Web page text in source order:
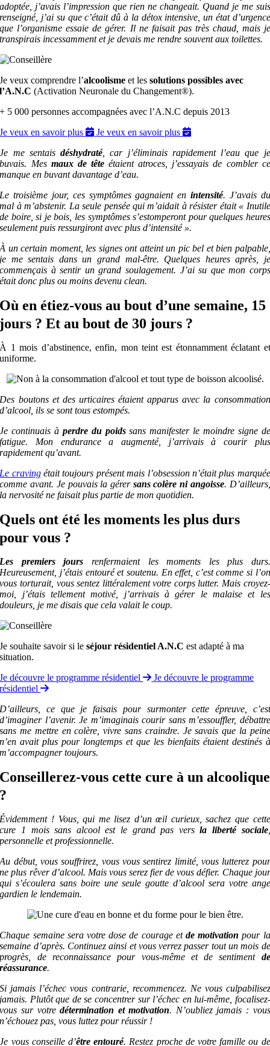
adoptée, j’avais l’impression que rien ne changeait. Quand je me suis
renseigné, j’ai su que c’était dû à la détox intensive, un état d’urgence
que l’organisme essaie de gérer. Il ne faisait pas très chaud, mais je
transpirais incessamment et je devais me rendre souvent aux toilettes.
Je veux comprendre l’alcoolisme et lessolutions possibles avec
l’A.N.C (Activation Neuronale du Changement®).
+ 5 000 personnes accompagnées avec l’A.N.C depuis 2013
Je veux en savoir plus
Je veux en savoir plus
Je me sentais déshydraté,car j’éliminais rapidement l’eau que je
buvais. Mes maux de tête étaient atroces, j’essayais de combler ce
manque en buvant davantage d’eau.
Le troisième jour, ces symptômes gagnaient en intensité. J’avais du
mal à m’abstenir. La seule pensée qui m’aidait à résister était « Inutile
de boire, si je bois, les symptômes s’estomperont pour quelques heures
seulement puis ressurgiront avec plus d’intensité ».
À un certain moment, les signes ont atteint un pic bel et bien palpable,
je me sentais dans un grand mal-être. Quelques heures après, je
commençais à sentir un grand soulagement. J’ai su que mon corps
était donc plus ou moins devenu clean.
Où en étiez-vous au bout d’une semaine, 15
jours ? Et au bout de 30 jours ?
À 1 mois d’abstinence, enfin, mon teint est étonnamment éclatant et
uniforme.
Des boutons et des urticaires étaient apparus avec la consommation
d’alcool, ils se sont tous estompés.
Je continuais à perdre du poidssans manifester le moindre signe de
fatigue. Mon endurance a augmenté, j’arrivais à courir plus
rapidement qu’avant.
Le cravingétait toujours présent mais l’obsession n’était plus marquée
comme avant. Je pouvais la gérer sans colère ni angoisse. D’ailleurs,
la nervosité ne faisait plus partie de mon quotidien.
Quels ont été les moments les plus durs
pour vous ?
Les premiers jours renfermaient les moments les plus durs.
Heureusement, j’étais entouré et soutenu. En effet, c’est comme si l’on
vous torturait, vous sentez littéralement votre corps lutter. Mais croyez-
moi, j’étais tellement motivé, j’arrivais à gérer le malaise et les
douleurs, je me disais que cela valait le coup.
Je souhaite savoir si leséjour résidentiel A.N.C est adapté à ma
situation.
Je découvre le programme résidentiel
Je découvre le programme
résidentiel
D’ailleurs, ce que je faisais pour surmonter cette épreuve, c’est
d’imaginer l’avenir. Je m’imaginais courir sans m’essouffler, débattre
sans me mettre en colère, vivre sans craindre. Je savais que la peine
n’en avait plus pour longtemps et que les bienfaits étaient destinés à
m’accompagner toujours.
Conseillerez-vous cette cure à un alcoolique
?
Évidemment ! Vous, qui me lisez d’un œil curieux, sachez que cette
cure 1 mois sans alcool est le grand pas versla liberté sociale,
personnelle et professionnelle.
Au début, vous souffrirez, vous vous sentirez limité, vous lutterez pour
ne plus rêver d’alcool. Mais vous serez fier de vous défier. Chaque jour
qui s’écoulera sans boire une seule goutte d’alcool sera votre ange
gardien le lendemain.
Chaque semaine sera votre dose de courage etde motivationpour la
semaine d’après. Continuez ainsi et vous verrez passer tout un mois de
progrès, de reconnaissance pour vous-même et de sentiment de
réassurance.
Si jamais l’échec vous contrarie, recommencez. Ne vous culpabilisez
jamais. Plutôt que de se concentrer sur l’échec en lui-même, focalisez-
vous sur votredétermination et motivation. N’oubliez jamais : vous
n’échouez pas, vous luttez pour réussir !
Je vous conseille d’être entouré. Restez proche de votre famille ou de